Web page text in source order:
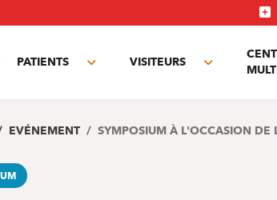
PATIENTS
Toggle
VISITEURS
Toggle
EVÉNEMENT SYMPOSIUM À L'OCCASION DE